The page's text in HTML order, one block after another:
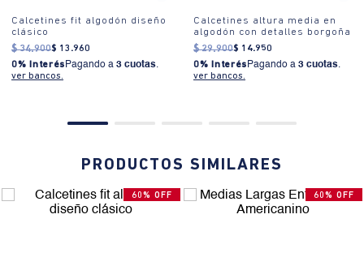
Calcetines fit algodón diseño
clásico
$ 34.900$ 13 .960
0% Interés Pagando a 3 cuotas.
ver bancos.
Calcetines altura media en
algodón con detalles borgoña
$ 29.900$ 14.950
0% Interés Pagando a 3 cuotas.
ver bancos.
PRODUCTOS SIMILARES
60% OFF 60% OFF